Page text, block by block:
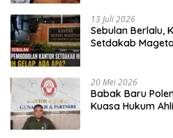
13 Juli 2026
Sebulan Berlalu,
Setdakab
20 Mei 2026
Babak Baru
Kuasa Hukum